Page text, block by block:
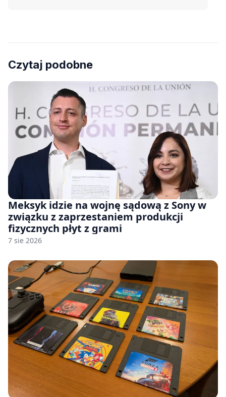
Czytaj podobne
Meksyk idzie na wojnę sądową z Sony w
związku z zaprzestaniem produkcji
fizycznych płyt z grami
7 sie 2026